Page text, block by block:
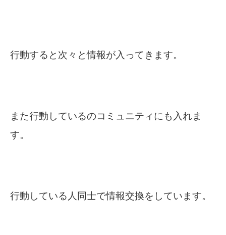
行動すると次々と情報が入ってきます。
また行動しているのコミュニティにも入れま
す。
行動している人同士で情報交換をしています。